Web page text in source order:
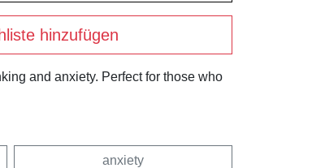
hinzufügen
and anxiety. Perfect for those who
anxiety